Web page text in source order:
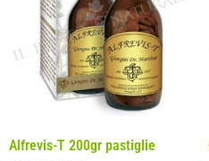
Alfrevis-T 200gr pastiglie